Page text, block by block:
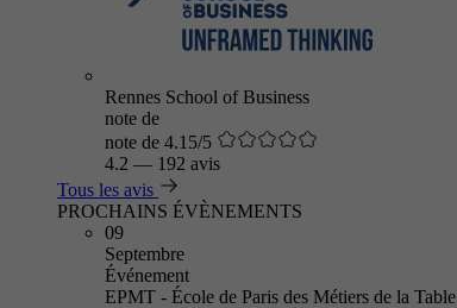
Rennes School of Business
note de
note de 4.15/5
4.2 — 192 avis
Tous les avis
PROCHAINS ÉVÈNEMENTS
09
Septembre
Événement
EPMT - École de Paris des Métiers de la Table